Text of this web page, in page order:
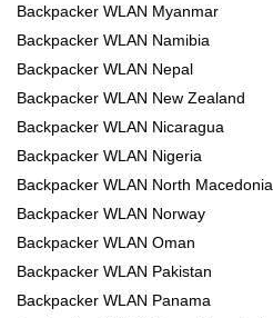
Backpacker WLAN Myanmar
Backpacker WLAN Namibia
Backpacker WLAN Nepal
Backpacker WLAN New Zealand
Backpacker WLAN Nicaragua
Backpacker WLAN Nigeria
Backpacker WLAN North Macedonia
Backpacker WLAN Norway
Backpacker WLAN Oman
Backpacker WLAN Pakistan
Backpacker WLAN Panama